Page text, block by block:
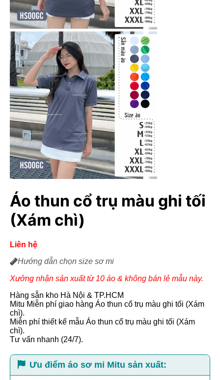
Áo thun cổ trụ màu ghi tối
(Xám chì)
Liên hệ
Hướng dẫn chọn size sơ mi
Xưởng nhận sản xuất từ 10 áo & không bán lẻ mẫu này.
Hàng sẵn kho Hà Nội & TP.HCM
Mitu Miễn phí giao hàng Áo thun cổ trụ màu ghi tối (Xám
chì).
Miễn phí thiết kế mẫu Áo thun cổ trụ màu ghi tối (Xám
chì).
Tư vấn nhanh (24/7).
Ưu điểm áo sơ mi Mitu sản xuất: